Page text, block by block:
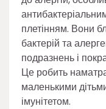
плетінням. Вони
бактерій та
подразнень і
Це робить
маленькими
імунітетом.